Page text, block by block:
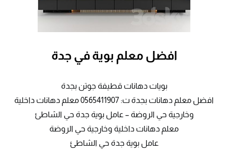
افضل معلم بوية في جدة
بويات دهانات قطيفة جوتن بجدة
افضل معلم دهانات بجدة ت: 0565411907 معلم دهانات داخلية
وخارجية حي الروضة – عامل بوية جدة حي الشاطئ
معلم دهانات داخلية وخارجية حي الروضة
عامل بوية جدة حي الشاطئ